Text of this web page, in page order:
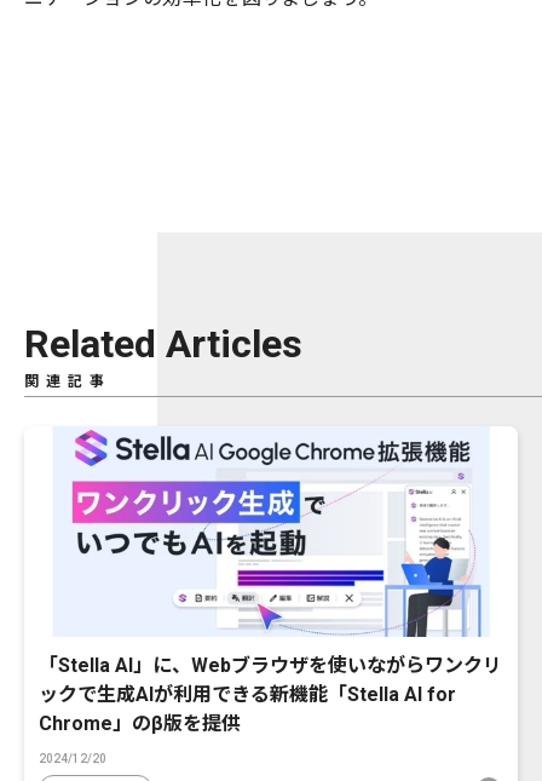
Related Articles
関連記事
「Stella AI」に、Webブラウザを使いながらワンクリ
ックで生成AIが利用できる新機能「Stella AI for
Chrome」のβ版を提供
2024/12/20